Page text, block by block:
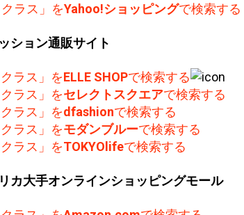
ラス」をYahoo!ショッピングで検索する
ション通販サイト
ラス」をELLE SHOPで検索する
ラス」をセレクトスクエアで検索する
ラス」をdfashionで検索する
ラス」をモダンブルーで検索する
ラス」をTOKYOlifeで検索する
カ大手オンラインショッピングモール